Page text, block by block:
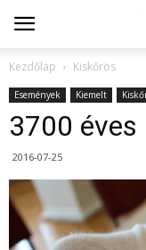
Kezdőlap Kiskőrös
Események Kiemelt
3700
2016-07-25